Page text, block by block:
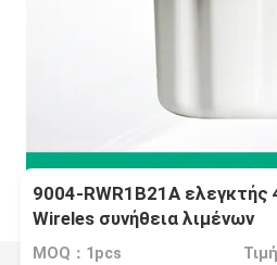
9004-RWR1B21A
Wireles συνήθεια λιμένων
MOQ：1pcs